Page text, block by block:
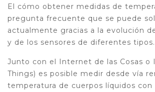
El cómo obtener medidas de
pregunta frecuente que se puede
actualmente gracias a la evolución
y de los sensores de diferentes tipos.
Junto con el Internet de las Cosas o
Things) es posible medir desde vía
temperatura de cuerpos líquidos con